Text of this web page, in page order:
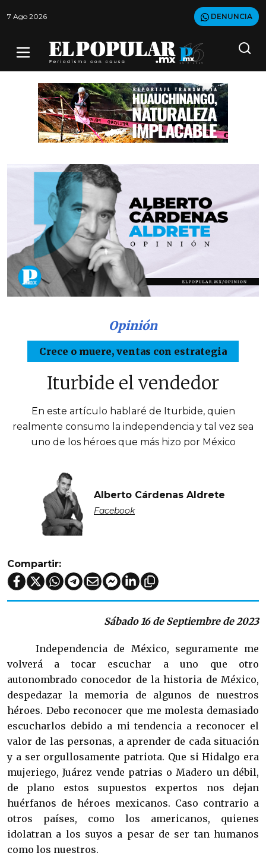
7 Ago 2026 DENUNCIA
Opinión
Crece o muere, ventas con estrategia
Iturbide el vendedor
En este artículo hablaré de Iturbide, quien
realmente consumo la independencia y tal vez sea
uno de los héroes que más hizo por México
Alberto Cárdenas Aldrete
Facebook
Compartir:
Sábado 16 de Septiembre de 2023
Independencia de México, seguramente me
volverá a tocar escuchar a uno que otro
autonombrado conocedor de la historia de México,
despedazar la memoria de algunos de nuestros
héroes. Debo reconocer que me molesta demasiado
escucharlos debido a mi tendencia a reconocer el
valor de las personas, a aprender de cada situación
y a ser orgullosamente patriota. Que si Hidalgo era
mujeriego, Juárez vende patrias o Madero un débil,
de plano estos supuestos expertos nos dejan
huérfanos de héroes mexicanos. Caso contrario a
otros países, como los americanos, quienes
idolatran a los suyos a pesar de ser tan humanos
como los nuestros.